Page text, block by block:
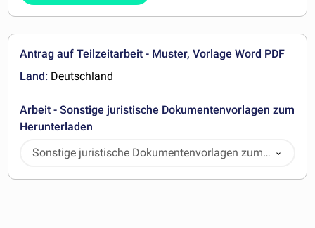
Antrag auf Teilzeitarbeit - Muster, Vorlage Word PDF
Land: Deutschland
Arbeit - Sonstige juristische Dokumentenvorlagen zum
Herunterladen
Sonstige juristische Dokumentenvorlagen zum
Herunterladen